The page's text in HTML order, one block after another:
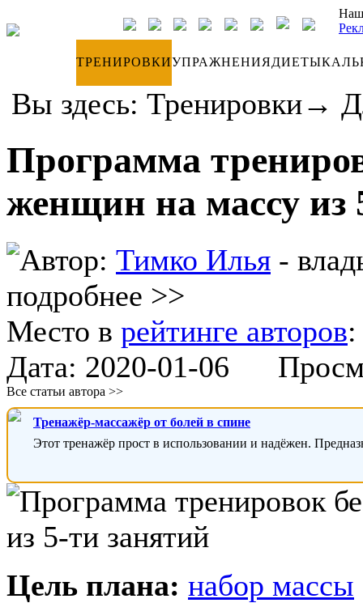
ТРЕНИРОВКИУПРАЖНЕНИЯДИЕТЫ
Вы здесь: Тренировки→
Программа
женщин на массу из
Автор: Тимко Илья -
подробнее >>
Место в рейтинге авторов
Дата: 2020-01-06
Все статьи автора >>
Тренажёр-массажёр от болей в спине
Этот тренажёр прост в использовании и надёжен.
Цель плана: набор массы